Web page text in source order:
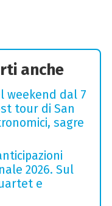
anche
weekend dal 7
tour di San
sagre
2026. Sul
e